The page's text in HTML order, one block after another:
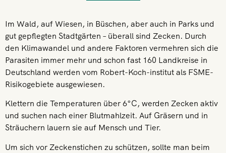
Im Wald, auf Wiesen, in Büschen, aber auch in Parks und
gut gepflegten Stadtgärten – überall sind Zecken. Durch
den Klimawandel und andere Faktoren vermehren sich die
Parasiten immer mehr und schon fast 160 Landkreise in
Deutschland werden vom Robert-Koch-institut als FSME-
Risikogebiete ausgewiesen.
Klettern die Temperaturen über 6°C, werden Zecken aktiv
und suchen nach einer Blutmahlzeit. Auf Gräsern und in
Sträuchern lauern sie auf Mensch und Tier.
Um sich vor Zeckenstichen zu schützen, sollte man beim